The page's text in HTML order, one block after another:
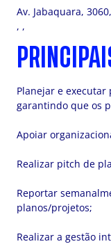
Av. Jabaquara,
, ,
Planejar e
garantindo que os
Apoiar
Realizar pitch de
Reportar
planos/projetos;
Realizar a gestão